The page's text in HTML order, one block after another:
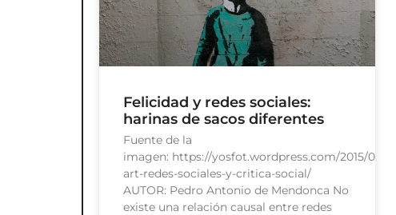
Felicidad y redes sociales:
harinas de sacos diferentes
Fuente de la
imagen: https://yosfot.wordpress.com/2015/03/
art-redes-sociales-y-critica-social/
AUTOR: Pedro Antonio de Mendonca No
existe una relación causal entre redes